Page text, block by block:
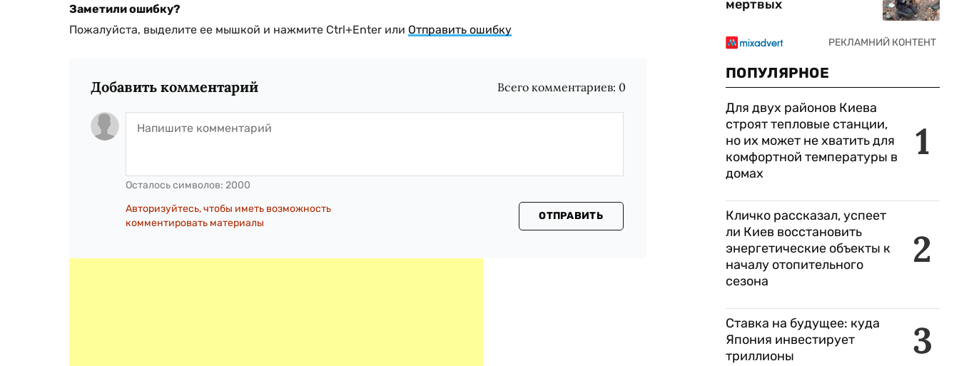
Заметили ошибку?
Пожалуйста, выделите ее мышкой и нажмите Ctrl+Enter или Отправить ошибку
Добавить комментарий Всего комментариев: 0
Осталось символов: 2000
Авторизуйтесь, чтобы иметь возможность
комментировать материалы
ОТПРАВИТЬ
мертвых
ПОПУЛЯРНОЕ
1
Для двух районов Киева
строят тепловые станции,
но их может не хватить для
комфортной температуры в
домах
2
Кличко рассказал, успеет
ли Киев восстановить
энергетические объекты к
началу отопительного
сезона
3
Ставка на будущее: куда
Япония инвестирует
триллионы